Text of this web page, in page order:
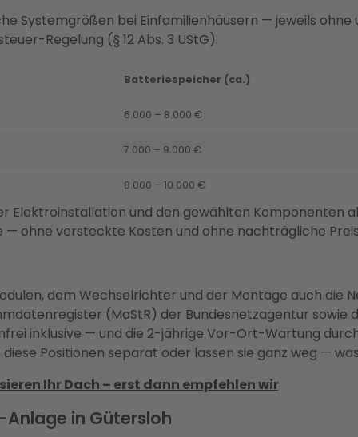
Systemgrößen bei Einfamilienhäusern — jeweils
Regelung (§ 12 Abs. 3 UStG).
Batteriespeicher (ca.)
6.000 – 8.000 €
7.000 – 9.000 €
8.000 – 10.000 €
Elektroinstallation und den gewählten Komponenten
ohne versteckte Kosten und ohne nachträgliche
dem Wechselrichter und der Montage auch die
(MaStR) der Bundesnetzagentur sowie
inklusive — und die 2-jährige Vor-Ort-Wartung
Positionen separat oder lassen sie ganz weg —
Ihr Dach – erst dann empfehlen wir
Anlage in Gütersloh